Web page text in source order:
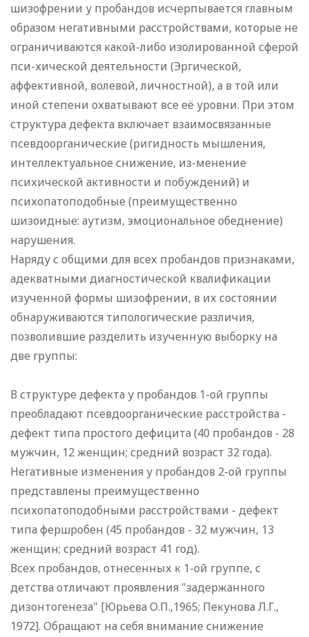
шизофрении у пробандов исчерпывается главным
образом негативными расстройствами, которые не
ограничиваются какой-либо изолированной сферой
пси-хической деятельности (Эргической,
аффективной, волевой, личностной), а в той или
иной степени охватывают все её уровни. При этом
структура дефекта включает взаимосвязанные
псевдоорганические (ригидность мышления,
интеллектуальное снижение, из-менение
психической активности и побуждений) и
психопатоподобные (преимущественно
шизоидные: аутизм, эмоциональное обеднение)
нарушения.
Наряду с общими для всех пробандов признаками,
адекватными диагностической квалификации
изученной формы шизофрении, в их состоянии
обнаруживаются типологические различия,
позволившие разделить изученную выборку на
две группы:
В структуре дефекта у пробандов 1-ой группы
преобладают псевдоорганические расстройства -
дефект типа простого дефицита (40 пробандов - 28
мужчин, 12 женщин; средний возраст 32 года).
Негативные изменения у пробандов 2-ой группы
представлены преимущественно
психопатоподобными расстройствами - дефект
типа фершробен (45 пробандов - 32 мужчин, 13
женщин; средний возраст 41 год).
Всех пробандов, отнесенных к 1-ой группе, с
детства отличают проявления "задержанного
дизонтогенеза" [Юрьева О.П.,1965; Пекунова Л.Г.,
1972]. Обращают на себя внимание снижение